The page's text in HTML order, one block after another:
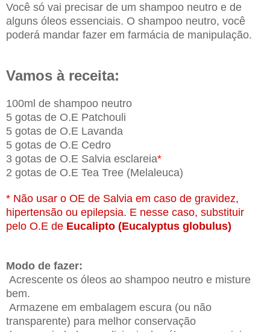
Você só vai precisar de um shampoo neutro e de
alguns óleos essenciais. O shampoo neutro, você
poderá mandar fazer em farmácia de manipulação.
Vamos à receita:
100ml de shampoo neutro
5 gotas de O.E Patchouli
5 gotas de O.E Lavanda
5 gotas de O.E Cedro
3 gotas de O.E Salvia esclareia*
2 gotas de O.E Tea Tree (Melaleuca)
* Não usar o OE de Salvia em caso de gravidez,
hipertensão ou epilepsia. E nesse caso, substituir
pelo O.E de Eucalipto (Eucalyptus globulus)
Modo de fazer:
Acrescente os óleos ao shampoo neutro e misture
bem.
Armazene em embalagem escura (ou não
transparente) para melhor conservação